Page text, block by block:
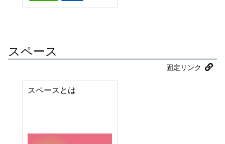
スペース
固定リンク
スペースとは